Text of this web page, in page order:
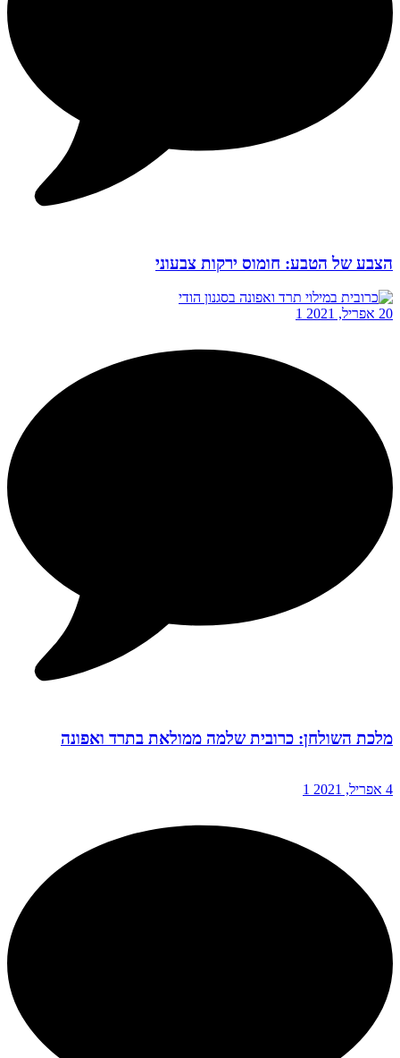
הצבע של הטבע: חומוס ירקות צבעוני
20 אפריל, 2021 1
מלכת השולחן: כרובית שלמה ממולאת בתרד ואפונה
4 אפריל, 2021 1